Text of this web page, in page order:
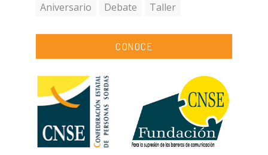
Aniversario
Debate Taller
CONOCE